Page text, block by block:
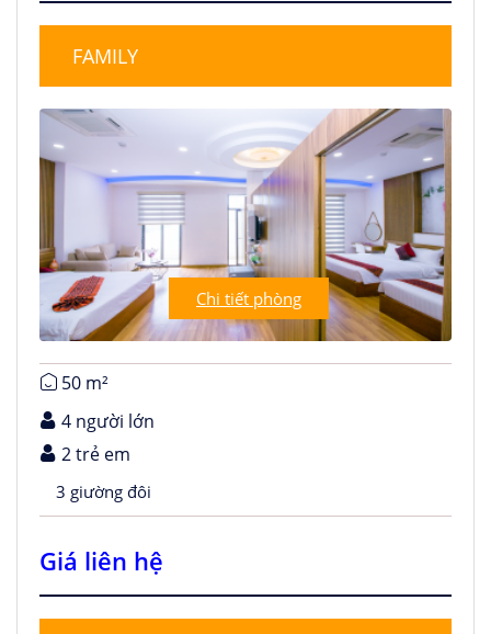
FAMILY
Chi tiết phòng
50 m²
4 người lớn
2 trẻ em
3 giường đôi
Giá liên hệ